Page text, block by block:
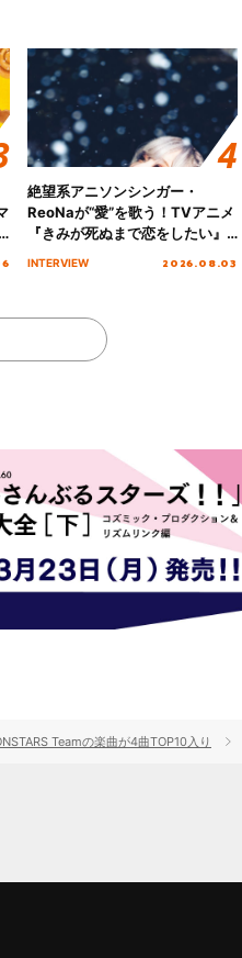
絶望系アニソンシンガー・
ReoNaが“愛”を歌う！TVアニメ
『きみが死ぬまで恋をしたい』
INTERVIEW 2026.08.03
Teamの楽曲が4曲TOP10入り